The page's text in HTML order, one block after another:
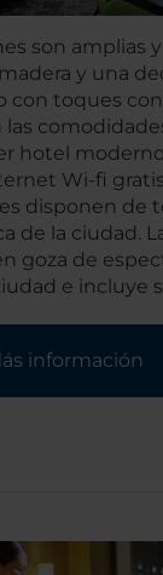
son amplias
y una
con toques
las
hotel
Wi-fi
disponen de
de la ciudad.
goza de
e incluye
información